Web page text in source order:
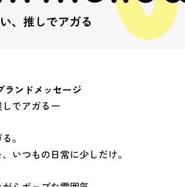
ンドメッセージ
でアガるー
。
いつもの日常に少しだけ。